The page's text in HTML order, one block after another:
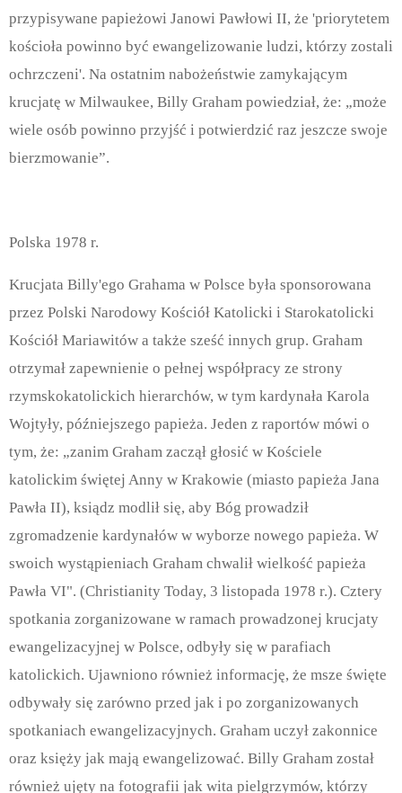
przypisywane papieżowi Janowi Pawłowi II, że 'priorytetem
kościoła powinno być ewangelizowanie ludzi, którzy zostali
ochrzczeni'. Na ostatnim nabożeństwie zamykającym
krucjatę w Milwaukee, Billy Graham powiedział, że: „może
wiele osób powinno przyjść i potwierdzić raz jeszcze swoje
bierzmowanie”.
Polska 1978 r.
Krucjata Billy'ego Grahama w Polsce była sponsorowana
przez Polski Narodowy Kościół Katolicki i Starokatolicki
Kościół Mariawitów a także sześć innych grup. Graham
otrzymał zapewnienie o pełnej współpracy ze strony
rzymskokatolickich hierarchów, w tym kardynała Karola
Wojtyły, późniejszego papieża. Jeden z raportów mówi o
tym, że: „zanim Graham zaczął głosić w Kościele
katolickim świętej Anny w Krakowie (miasto papieża Jana
Pawła II), ksiądz modlił się, aby Bóg prowadził
zgromadzenie kardynałów w wyborze nowego papieża. W
swoich wystąpieniach Graham chwalił wielkość papieża
Pawła VI". (Christianity Today, 3 listopada 1978 r.). Cztery
spotkania zorganizowane w ramach prowadzonej krucjaty
ewangelizacyjnej w Polsce, odbyły się w parafiach
katolickich. Ujawniono również informację, że msze święte
odbywały się zarówno przed jak i po zorganizowanych
spotkaniach ewangelizacyjnych. Graham uczył zakonnice
oraz księży jak mają ewangelizować. Billy Graham został
również ujęty na fotografii jak wita pielgrzymów, którzy